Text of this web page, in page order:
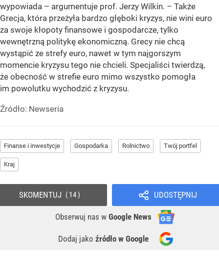
wypowiada – argumentuje prof. Jerzy Wilkin. – Także
Grecja, która przeżyła bardzo głęboki kryzys, nie wini euro
za swoje kłopoty finansowe i gospodarcze, tylko
wewnętrzną politykę ekonomiczną. Grecy nie chcą
wystąpić ze strefy euro, nawet w tym najgorszym
momencie kryzysu tego nie chcieli. Specjaliści twierdzą,
że obecność w strefie euro mimo wszystko pomogła
im powolutku wychodzić z kryzysu.
Źródło: Newseria
Finanse i inwestycje Gospodarka Rolnictwo Twój portfel
Kraj
UDOSTĘPNIJ
Obserwuj nas w Google News
Dodaj jako źródło w Google
SKOMENTUJ 14